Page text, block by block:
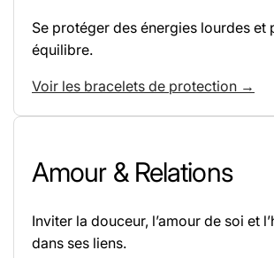
Se protéger des énergies lourdes et
équilibre.
Voir les bracelets de protection →
Amour & Relations
Inviter la douceur, l’amour de soi et
dans ses liens.